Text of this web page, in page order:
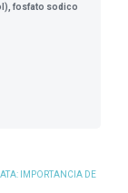
fosfato sodico
IMPORTANCIA DE